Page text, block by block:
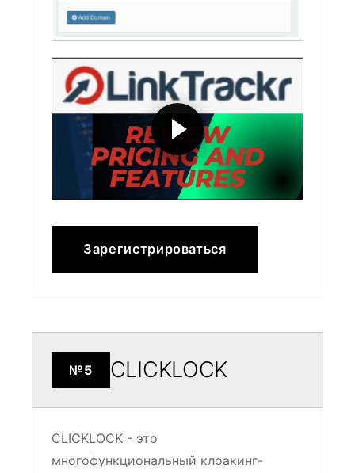
Зарегистрироваться
№5 CLICKLOCK
CLICKLOCK - это
многофункциональный клоакинг-